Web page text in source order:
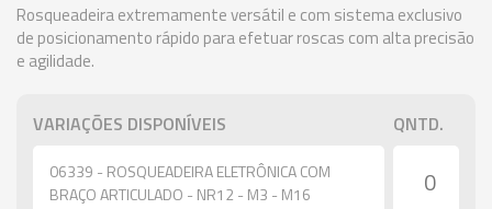
Rosqueadeira extremamente versátil e com sistema exclusivo
de posicionamento rápido para efetuar roscas com alta precisão
e agilidade.
VARIAÇÕES DISPONÍVEIS QNTD.
06339 - ROSQUEADEIRA ELETRÔNICA COM
BRAÇO ARTICULADO - NR12 - M3 - M16